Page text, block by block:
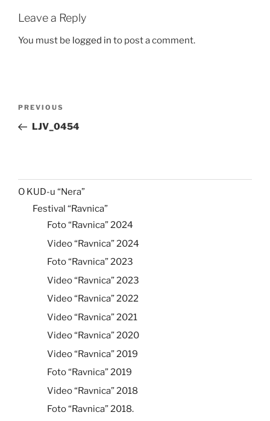
Leave a Reply
You must be logged in to post a comment.
Previous
Post
PREVIOUS
LJV_0454
O KUD-u “Nera”
Festival “Ravnica”
Foto “Ravnica” 2024
Video “Ravnica” 2024
Foto “Ravnica” 2023
Video “Ravnica” 2023
Video “Ravnica” 2022
Video “Ravnica” 2021
Video “Ravnica” 2020
Video “Ravnica” 2019
Foto “Ravnica” 2019
Video “Ravnica” 2018
Foto “Ravnica” 2018.